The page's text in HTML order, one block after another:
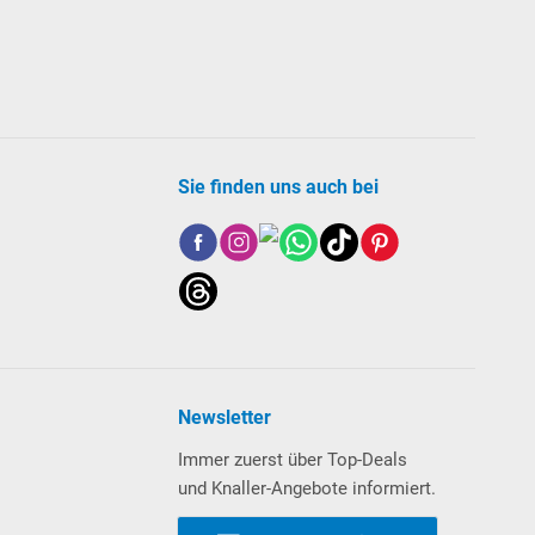
Sie finden uns auch bei
Newsletter
Immer zuerst über Top-Deals
und Knaller-Angebote informiert.